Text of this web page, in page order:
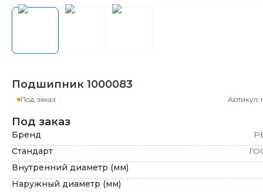
Подшипник 1000083
Под заказ Артикул:
Под заказ
Бренд
Стандарт
Внутренний диаметр (мм)
Наружный диаметр (мм)